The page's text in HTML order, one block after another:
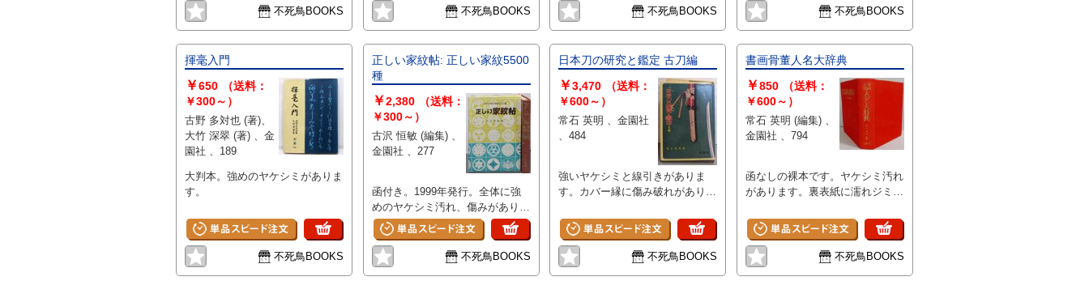
不死鳥BOOKS 不死鳥BOOKS 不死鳥BOOKS
す。
不死鳥BOOKS
揮毫入門
￥650
（送料：
￥300～）
古野 多対也 (著)、
大竹 深翠 (著) 、金
園社 、189
大判本。強めのヤケシミがありま
す。
不死鳥BOOKS
正しい家紋帖: 正しい家紋5500
種
￥2,380
（送料：
￥300～）
古沢 恒敏 (編集) 、
金園社 、277
函付き。1999年発行。全体に強
めのヤケシミ汚れ、傷みがありま
す。
不死鳥BOOKS
日本刀の研究と鑑定 古刀編
￥3,470
（送料：
￥600～）
常石 英明 、金園社
、484
強いヤケシミと線引きがありま
す。カバー縁に傷み破れがありま
不死鳥BOOKS
書画骨董人名大辞典
￥850
（送料：
￥600～）
常石 英明 (編集) 、
金園社 、794
函なしの裸本です。ヤケシミ汚れ
があります。裏表紙に濡れジミが
不死鳥BOOKS